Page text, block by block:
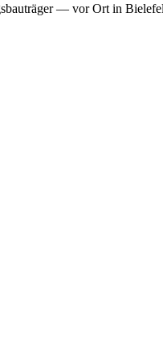
— vor Ort in